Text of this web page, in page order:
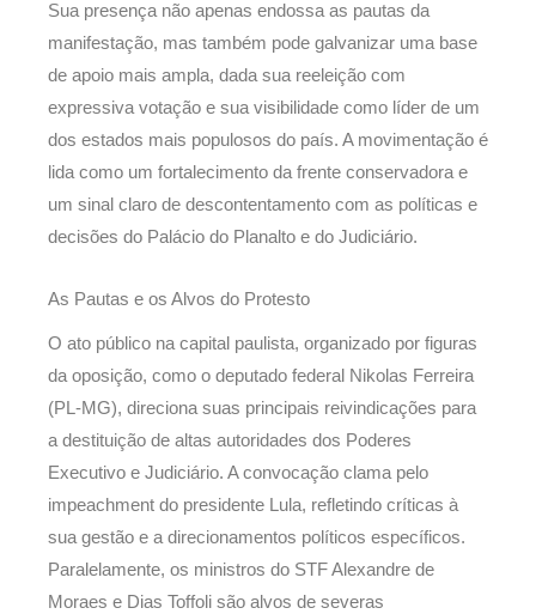
Sua presença não apenas endossa as pautas da
manifestação, mas também pode galvanizar uma base
de apoio mais ampla, dada sua reeleição com
expressiva votação e sua visibilidade como líder de um
dos estados mais populosos do país. A movimentação é
lida como um fortalecimento da frente conservadora e
um sinal claro de descontentamento com as políticas e
decisões do Palácio do Planalto e do Judiciário.
As Pautas e os Alvos do Protesto
O ato público na capital paulista, organizado por figuras
da oposição, como o deputado federal Nikolas Ferreira
(PL-MG), direciona suas principais reivindicações para
a destituição de altas autoridades dos Poderes
Executivo e Judiciário. A convocação clama pelo
impeachment do presidente Lula, refletindo críticas à
sua gestão e a direcionamentos políticos específicos.
Paralelamente, os ministros do STF Alexandre de
Moraes e Dias Toffoli são alvos de severas